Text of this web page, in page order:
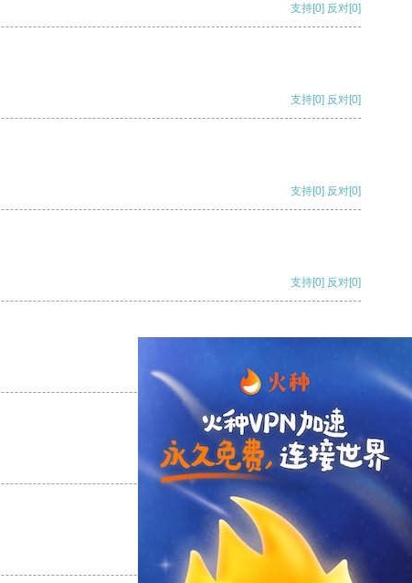
支持[0] 反对[0]
支持[0] 反对[0]
支持[0] 反对[0]
支持[0] 反对[0]
支持
支持[0] 反对[0]
支持[0] 反对[0]